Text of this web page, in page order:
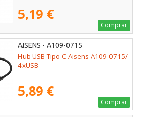
5,19 €
Comprar
AISENS - A109-0715
Hub USB Tipo-C Aisens A109-0715/
4xUSB
5,89 €
Comprar